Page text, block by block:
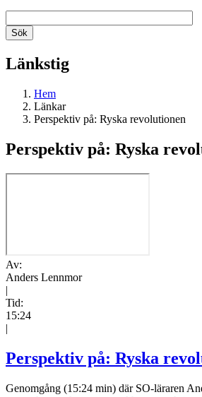
Länkstig
Hem
Länkar
Perspektiv på: Ryska revolutionen
Perspektiv på: Ryska
Av:
Anders Lennmor
|
Tid:
15:24
|
Perspektiv på: Ryska
Genomgång (15:24 min) där SO-läraren